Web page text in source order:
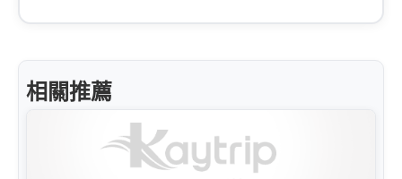
相關推薦